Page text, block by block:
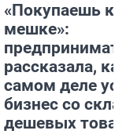
«Покупаешь
мешке»:
рассказала,
самом деле
бизнес со
дешевых